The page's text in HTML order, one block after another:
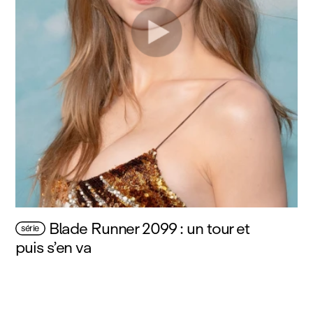
série Blade Runner 2099 : un tour et
puis s’en va